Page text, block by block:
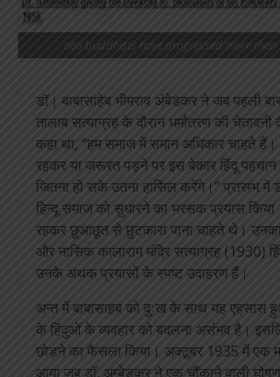
neo-buddhists have progressed more
डॉ। बाबासाहेब भीमराव अंबेडकर ने जब पहली
तालाब सत्याग्रह के दौरान धर्मांतरण की चेतावनी
कहा था, “हम समाज में समान अधिकार चाहते
रहकर या जरूरत पड़ने पर इस बेकार हिंदू पहचान
जितना हो सके उतना हासिल करेंगे।” प्रारम्भ में
हिन्दू समाज को सुधारने का भरसक प्रयास
रहकर छुआछूत से छुटकारा पाना चाहते थे। उनका
और नासिक कालाराम मंदिर सत्याग्रह (1930)
उनके अथक प्रयासों के स्पष्ट उदाहरण हैं।
अन्त में बाबासाहब को दुःख के साथ यह एहसास
के हिंदुओं के व्यवहार को बदलना असंभव है।
छोड़ने का फैसला किया। अक्टूबर 1935 में एक
आया जब डॉ. अम्बेडकर ने एक चौंकाने वाली